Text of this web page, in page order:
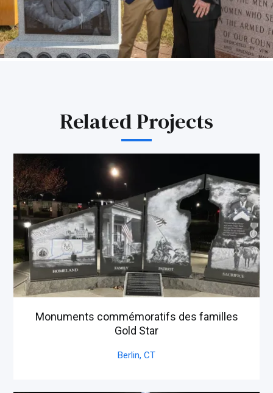
Related Projects
Monuments commémoratifs des familles
Gold Star
Berlin, CT